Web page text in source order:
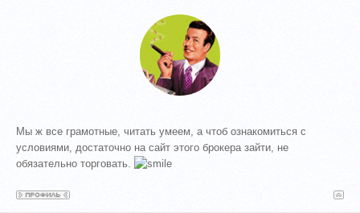
Мы ж все грамотные, читать умеем, а чтоб ознакомиться с
условиями, достаточно на сайт этого брокера зайти, не
обязательно торговать.